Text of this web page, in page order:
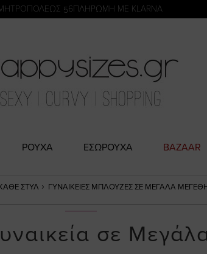
56ΠΛΗΡΩΜΗ ΜΕ KLARNA
ΡΟΥΧΑ ΕΣΩΡΟΥΧΑ BAZAAR
ΣΤΥΛ ΓΥΝΑΙΚΕΊΕΣ ΜΠΛΟΎΖΕΣ ΣΕ ΜΕΓΆΛΑ
σε